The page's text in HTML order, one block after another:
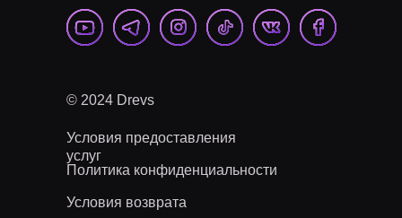
© 2024 Drevs
Условия предоставления
услуг
Политика конфиденциальности
Условия возврата